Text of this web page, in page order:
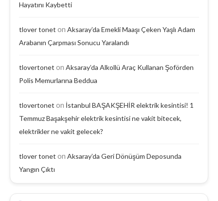
Hayatını Kaybetti
tlover tonet on Aksaray’da Emekli Maaşı Çeken Yaşlı Adam
Arabanın Çarpması Sonucu Yaralandı
tlovertonet on Aksaray’da Alkollü Araç Kullanan Şoförden
Polis Memurlarına Beddua
tlovertonet on İstanbul BAŞAKŞEHİR elektrik kesintisi! 1
Temmuz Başakşehir elektrik kesintisi ne vakit bitecek,
elektrikler ne vakit gelecek?
tlover tonet on Aksaray’da Geri Dönüşüm Deposunda
Yangın Çıktı